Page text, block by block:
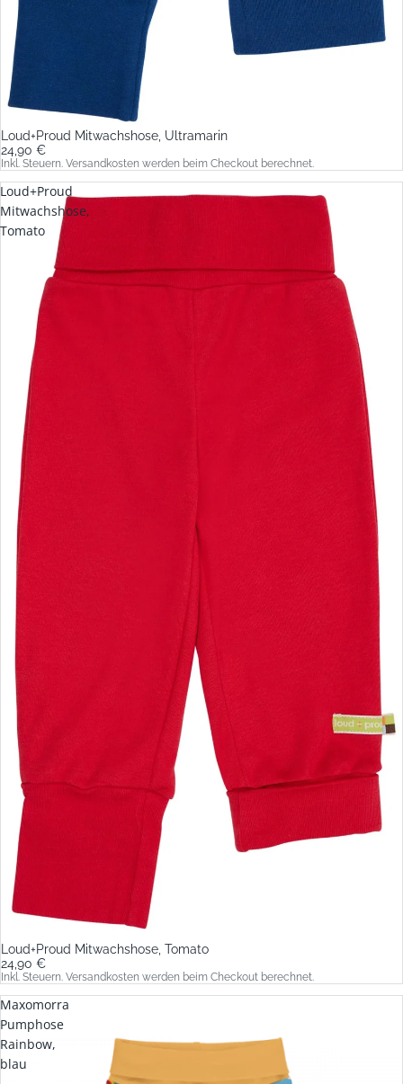
Loud+Proud Mitwachshose, Ultramarin
24,90 €
Inkl. Steuern. Versandkosten werden beim Checkout berechnet.
Loud+Proud
Mitwachshose,
Tomato
Loud+Proud Mitwachshose, Tomato
24,90 €
Inkl. Steuern. Versandkosten werden beim Checkout berechnet.
Maxomorra
Pumphose
Rainbow,
blau